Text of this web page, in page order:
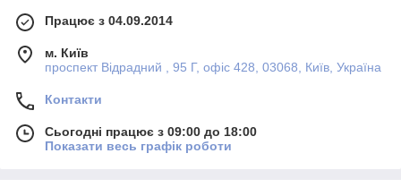
Працює з 04.09.2014
м. Київ
проспект Відрадний , 95 Г, офіс 428, 03068, Київ, Україна
Контакти
Сьогодні працює з 09:00 до 18:00
Показати весь графік роботи